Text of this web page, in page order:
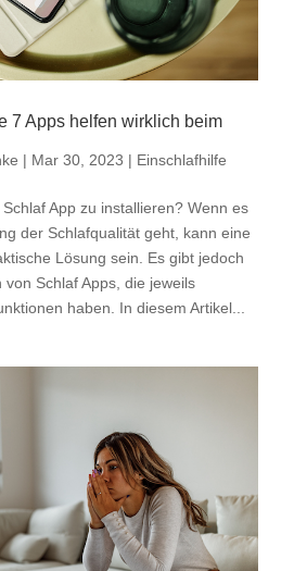
7 Apps helfen wirklich beim
| Mar 30, 2023 | Einschlafhilfe
App zu installieren? Wenn es
der Schlafqualität geht, kann eine
Lösung sein. Es gibt jedoch
Schlaf Apps, die jeweils
haben. In diesem Artikel...